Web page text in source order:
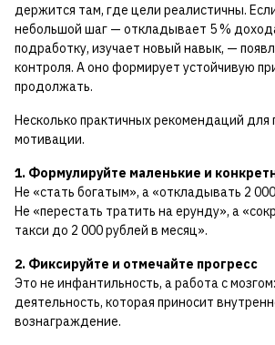
держится там, где цели реалистичны.
небольшой шаг — откладывает 5 %
подработку, изучает новый навык, —
контроля. А оно формирует устойчивую
продолжать.
Несколько практичных рекомендаций
мотивации.
1. Формулируйте маленькие и
Не «стать богатым», а «откладывать 2
Не «перестать тратить на ерунду», а
такси до 2 000 рублей в месяц».
2. Фиксируйте и отмечайте прогресс
Это не инфантильность, а работа с
деятельность, которая приносит
вознаграждение.